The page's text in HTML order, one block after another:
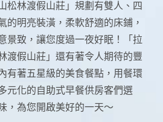
五星級大廚
松林渡假山莊」規劃有雙人、四
的明亮裝潢，柔軟舒適的床鋪，
景致，讓您度過一夜好眠！「拉
渡假山莊」還有著令人期待的豐
有著五星級的美食餐點，用餐環
元化的自助式早餐供房客們選
，為您開啟美好的一天～